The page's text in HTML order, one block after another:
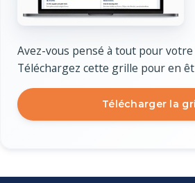
Avez-vous pensé à tout pour
Téléchargez cette grille pour en
Télécharger la